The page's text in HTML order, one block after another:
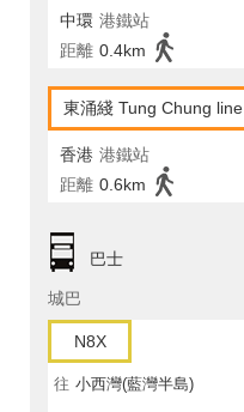
中環 港鐵站
距離 0.4km
東涌綫 Tung Chung line
香港 港鐵站
距離 0.6km
巴士
城巴
N8X
往 小西灣(藍灣半島)